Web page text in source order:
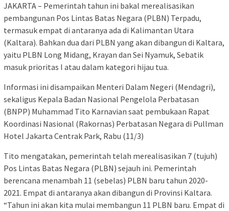
JAKARTA – Pemerintah tahun ini bakal merealisasikan
pembangunan Pos Lintas Batas Negara (PLBN) Terpadu,
termasuk empat di antaranya ada di Kalimantan Utara
(Kaltara). Bahkan dua dari PLBN yang akan dibangun di Kaltara,
yaitu PLBN Long Midang, Krayan dan Sei Nyamuk, Sebatik
masuk prioritas I atau dalam kategori hijau tua.
Informasi ini disampaikan Menteri Dalam Negeri (Mendagri),
sekaligus Kepala Badan Nasional Pengelola Perbatasan
(BNPP) Muhammad Tito Karnavian saat pembukaan Rapat
Koordinasi Nasional (Rakornas) Perbatasan Negara di Pullman
Hotel Jakarta Centrak Park, Rabu (11/3)
Tito mengatakan, pemerintah telah merealisasikan 7 (tujuh)
Pos Lintas Batas Negara (PLBN) sejauh ini. Pemerintah
berencana menambah 11 (sebelas) PLBN baru tahun 2020-
2021. Empat di antaranya akan dibangun di Provinsi Kaltara.
“Tahun ini akan kita mulai membangun 11 PLBN baru. Empat di